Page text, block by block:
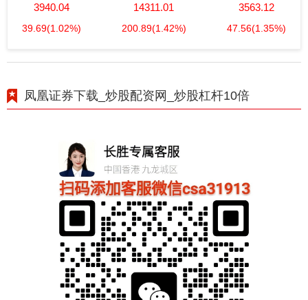
3940.04
39.69(1.02%)
14311.01
200.89(1.42%)
3563.12
47.56(1.35%)
凤凰证券下载_炒股配资网_炒股杠杆10倍